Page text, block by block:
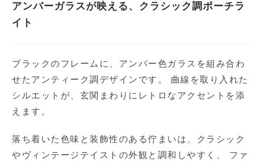
アンバーガラスが映える、クラシック調ポーチラ
イト
ブラックのフレームに、アンバー色ガラスを組み合わ
せたアンティーク調デザインです。 曲線を取り入れた
シルエットが、玄関まわりにレトロなアクセントを添
えます。
落ち着いた色味と装飾性のある佇まいは、クラシック
やヴィンテージテイストの外観と調和しやすく、 ファ